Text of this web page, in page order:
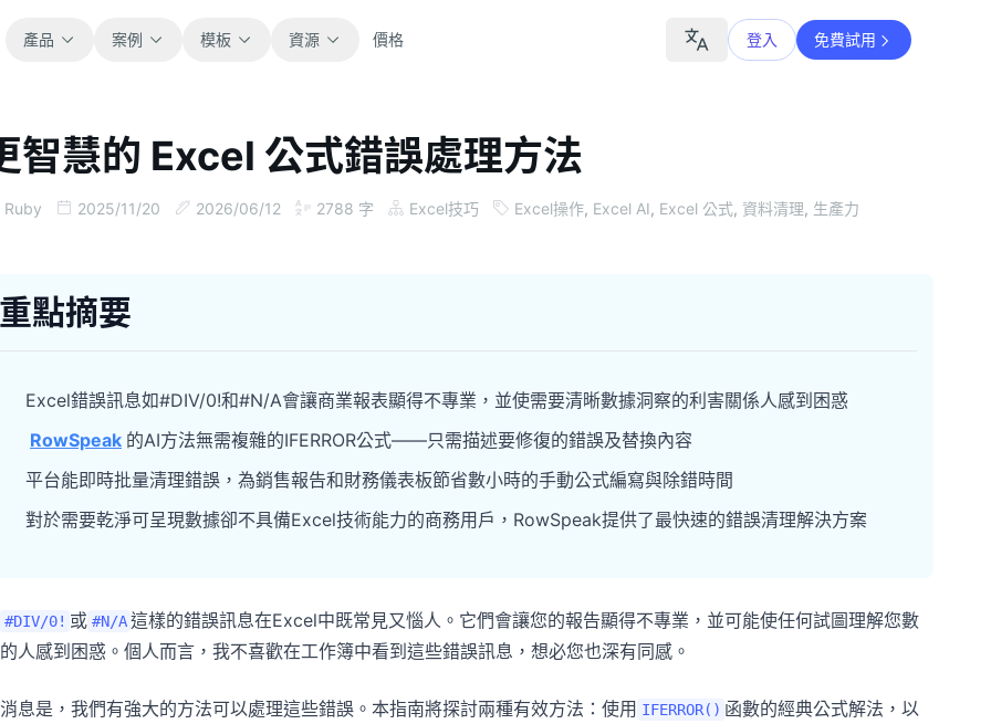
產品 案例 模板
全部
營運
支援銷售管道、目標、預測與營收追蹤。
專案
用於儀表板、KPI 檢視與經營分析。
資源
部落格
用於分析、報表與清理的實用提示詞。
社群
幫助新使用者與團隊快速上手。
價格 登入 免費試用
智慧的 Excel 公式錯誤處理方法
Ruby 2025/11/20 2026/06/12 2788 字 Excel技巧 Excel操作, Excel AI, Excel 公式, 資料清理, 生產力
重點摘要
Excel錯誤訊息如#DIV/0!和#N/A會讓商業報表顯得不專業，並使需要清晰數據洞察的利害關係人感到困惑
RowSpeak 的AI方法無需複雜的IFERROR公式——只需描述要修復的錯誤及替換內容
平台能即時批量清理錯誤，為銷售報告和財務儀表板節省數小時的手動公式編寫與除錯時間
對於需要乾淨可呈現數據卻不具備Excel技術能力的商務用戶，RowSpeak提供了最快速的錯誤清理解決方案
#DIV/0! 或 #N/A 這樣的錯誤訊息在Excel中既常見又惱人。它們會讓您的報告顯得不專業，並可能使任何試圖理解您數
人感到困惑。個人而言，我不喜歡在工作簿中看到這些錯誤訊息，想必您也深有同感。
息是，我們有強大的方法可以處理這些錯誤。本指南將探討兩種有效方法：使用 IFERROR() 函數的經典公式解法，以